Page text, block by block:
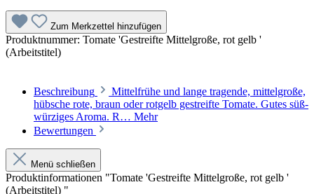
Zum Merkzettel hinzufügen
Produktnummer: Tomate 'Gestreifte Mittelgroße, rot gelb '
(Arbeitstitel)
Beschreibung
Mittelfrühe und lange tragende, mittelgroße,
hübsche rote, braun oder rotgelb gestreifte Tomate. Gutes süß-
würziges Aroma. R… Mehr
Bewertungen
Menü schließen
Produktinformationen "Tomate 'Gestreifte Mittelgroße, rot gelb '
(Arbeitstitel) "